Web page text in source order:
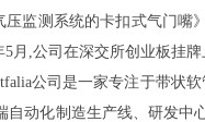
监测系统的卡扣式气门嘴
月,公司在深交所创业板挂
公司是一家专注于带
自动化制造生产线、研发中